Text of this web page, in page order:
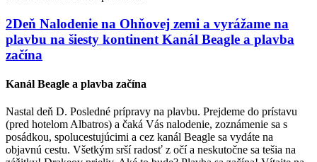
2Deň Nalodenie na Ohňovej zemi a vyrážame na
plavbu na šiesty kontinent Kanál Beagle a plavba
začína
Kanál Beagle a plavba začína
Nastal deň D. Posledné prípravy na plavbu. Prejdeme do prístavu
(pred hotelom Albatros) a čaká Vás nalodenie, zoznámenie sa s
posádkou, spolucestujúcimi a cez kanál Beagle sa vydáte na
objavnú cestu. Všetkým srší radosť z očí a neskutočne sa tešia na